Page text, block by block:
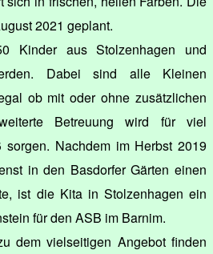
2021 geplant.
Kinder aus Stolzenhagen und
Dabei sind alle Kleinen
ob mit oder ohne zusätzlichen
Betreuung wird für viel
Nachdem im Herbst 2019
in den Basdorfer Gärten einen
ist die Kita in Stolzenhagen ein
für den ASB im Barnim.
dem vielseitigen Angebot finden